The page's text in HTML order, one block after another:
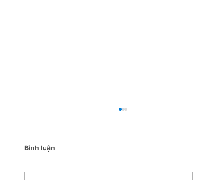
Bình luận